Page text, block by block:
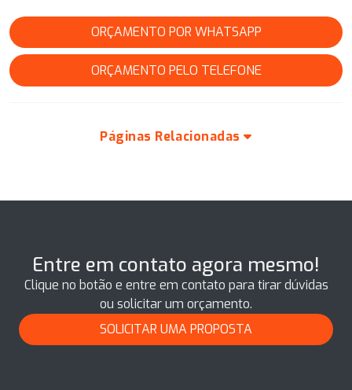
ORÇAMENTO POR WHATSAPP
ORÇAMENTO PELO TELEFONE
Páginas Relacionadas
Entre em contato agora mesmo!
Clique no botão e entre em contato para tirar dúvidas
ou solicitar um orçamento.
SOLICITAR UMA PROPOSTA